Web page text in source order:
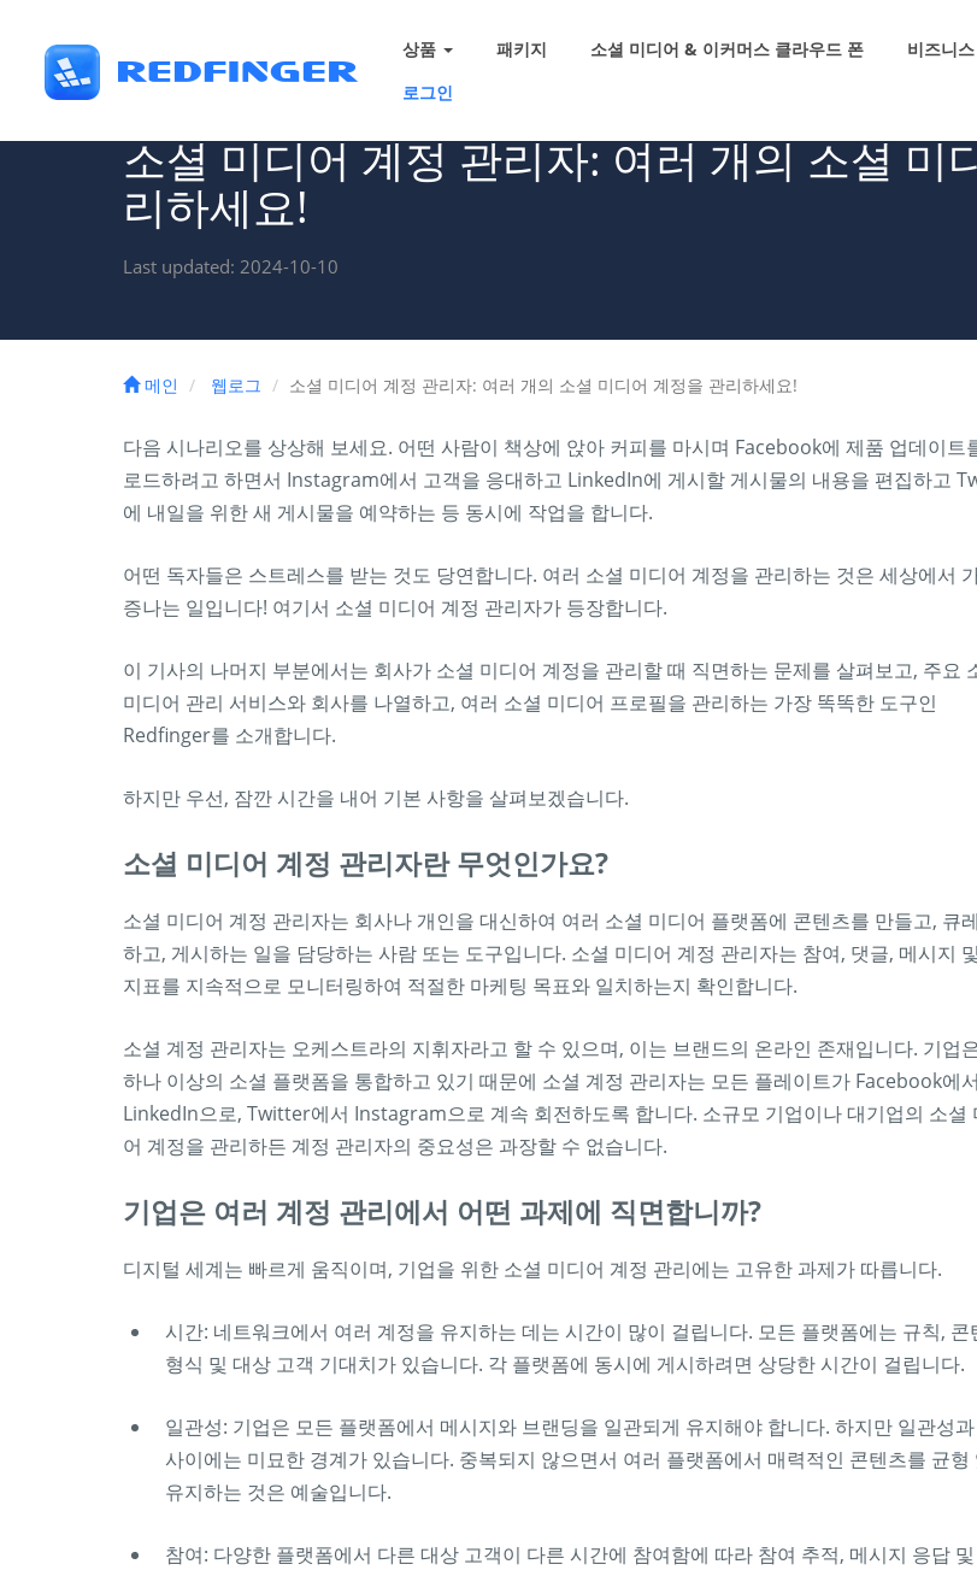
상품 패키지 소셜 미디어 & 이커머스 클라우드 폰 비즈니
로그인
소셜 미디어 계정 관리자: 여러 개의 소셜 미
리하세요!
Last updated: 2024-10-10
메인 웹로그 소셜 미디어 계정 관리자: 여러 개의 소셜 미디어 계정을 관리하세요!
다음 시나리오를 상상해 보세요. 어떤 사람이 책상에 앉아 커피를 마시며 Facebook에 제품 업데이트
로드하려고 하면서 Instagram에서 고객을 응대하고 LinkedIn에 게시할 게시물의 내용을 편집하고
에 내일을 위한 새 게시물을 예약하는 등 동시에 작업을 합니다.
어떤 독자들은 스트레스를 받는 것도 당연합니다. 여러 소셜 미디어 계정을 관리하는 것은 세상에서
증나는 일입니다! 여기서 소셜 미디어 계정 관리자가 등장합니다.
이 기사의 나머지 부분에서는 회사가 소셜 미디어 계정을 관리할 때 직면하는 문제를 살펴보고, 주요
미디어 관리 서비스와 회사를 나열하고, 여러 소셜 미디어 프로필을 관리하는 가장 똑똑한 도구인
Redfinger를 소개합니다.
하지만 우선, 잠깐 시간을 내어 기본 사항을 살펴보겠습니다.
소셜 미디어 계정 관리자란 무엇인가요?
소셜 미디어 계정 관리자는 회사나 개인을 대신하여 여러 소셜 미디어 플랫폼에 콘텐츠를 만들고, 큐
하고, 게시하는 일을 담당하는 사람 또는 도구입니다. 소셜 미디어 계정 관리자는 참여, 댓글, 메시지
지표를 지속적으로 모니터링하여 적절한 마케팅 목표와 일치하는지 확인합니다.
소셜 계정 관리자는 오케스트라의 지휘자라고 할 수 있으며, 이는 브랜드의 온라인 존재입니다. 기업
하나 이상의 소셜 플랫폼을 통합하고 있기 때문에 소셜 계정 관리자는 모든 플레이트가 Facebook에서
LinkedIn으로, Twitter에서 Instagram으로 계속 회전하도록 합니다. 소규모 기업이나 대기업의 소셜
어 계정을 관리하든 계정 관리자의 중요성은 과장할 수 없습니다.
기업은 여러 계정 관리에서 어떤 과제에 직면합니까?
디지털 세계는 빠르게 움직이며, 기업을 위한 소셜 미디어 계정 관리에는 고유한 과제가 따릅니다.
시간: 네트워크에서 여러 계정을 유지하는 데는 시간이 많이 걸립니다. 모든 플랫폼에는 규칙, 콘
형식 및 대상 고객 기대치가 있습니다. 각 플랫폼에 동시에 게시하려면 상당한 시간이 걸립니다.
일관성: 기업은 모든 플랫폼에서 메시지와 브랜딩을 일관되게 유지해야 합니다. 하지만 일관성
사이에는 미묘한 경계가 있습니다. 중복되지 않으면서 여러 플랫폼에서 매력적인 콘텐츠를 균형
유지하는 것은 예술입니다.
참여: 다양한 플랫폼에서 다른 대상 고객이 다른 시간에 참여함에 따라 참여 추적, 메시지 응답